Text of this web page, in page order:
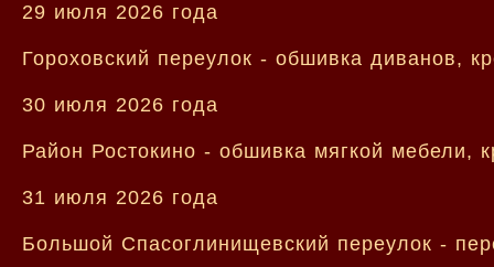
29 июля 2026 года
Гороховский переулок - обшивка диванов,
30 июля 2026 года
Район Ростокино - обшивка мягкой мебели,
31 июля 2026 года
Большой Спасоглинищевский переулок -